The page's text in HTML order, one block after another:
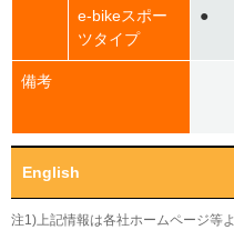
e-bikeスポー
ツタイプ
●
備考
English
注1)上記情報は各社ホームページ等